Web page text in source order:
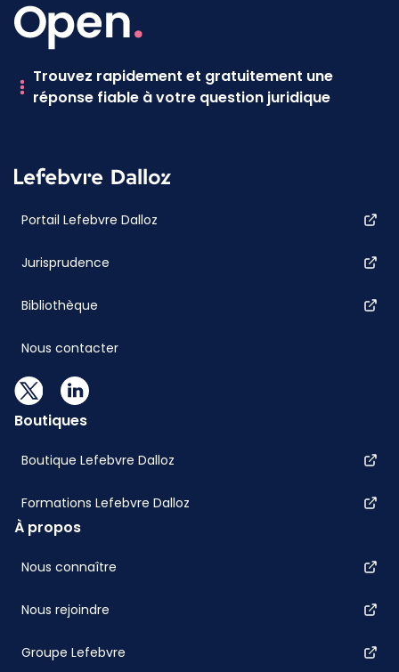
Trouvez rapidement et gratuitement une
réponse fiable à votre question juridique
Portail Lefebvre Dalloz
Jurisprudence
Bibliothèque
Nous contacter
Boutiques
Boutique Lefebvre Dalloz
Formations Lefebvre Dalloz
À propos
Nous connaître
Nous rejoindre
Groupe Lefebvre